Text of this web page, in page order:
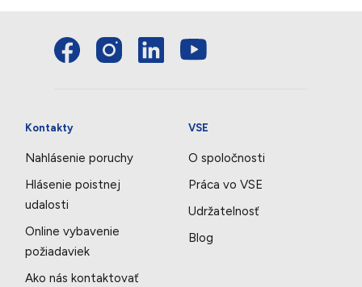
Kontakty
Nahlásenie poruchy
Hlásenie poistnej
udalosti
Online vybavenie
požiadaviek
Ako nás kontaktovať
VSE
O spoločnosti
Práca vo VSE
Udržatelnosť
Blog